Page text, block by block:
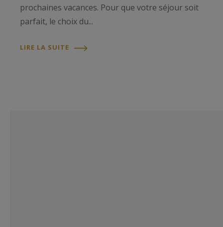
prochaines vacances. Pour que votre séjour soit
parfait, le choix du...
LIRE LA SUITE